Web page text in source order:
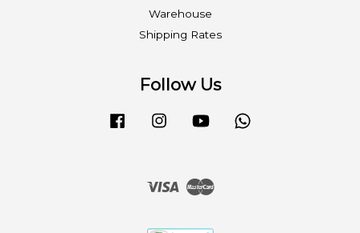
Warehouse
Shipping Rates
Follow Us
FacebookInstagramYouTube
Visa Master